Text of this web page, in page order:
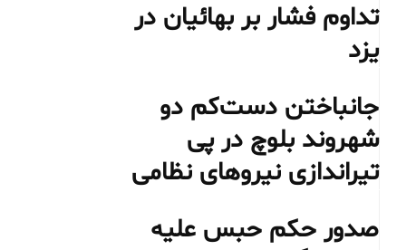
تداوم فشار بر بهائیان در
یزد
جانباختن دست‌کم دو
شهروند بلوچ در پی
تیراندازی نیروهای نظامی
صدور حکم حبس علیه